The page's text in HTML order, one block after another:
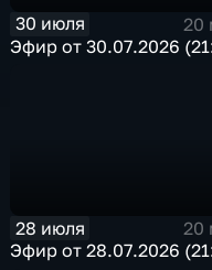
30 июля
20
Эфир от 30.07.2026
28 июля
20
Эфир от 28.07.2026